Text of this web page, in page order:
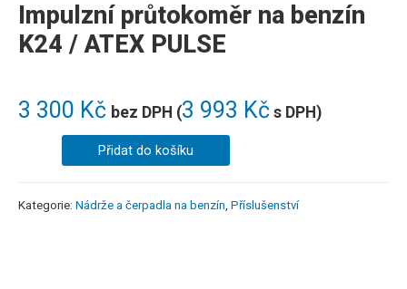
Impulzní průtokoměr na benzín
K24 / ATEX PULSE
3 300 Kč bez DPH (3 993 Kč s DPH)
Přidat do košíku
Kategorie: Nádrže a čerpadla na benzín Příslušenství